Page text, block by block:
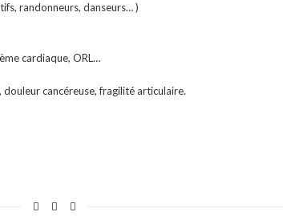
randonneurs, danseurs… )
cardiaque, ORL…
cancéreuse, fragilité articulaire.